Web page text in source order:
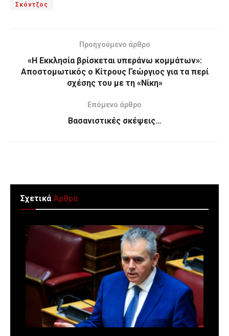
Σκόντζος
Προηγούμενο άρθρο
«H Εκκλησία βρίσκεται υπεράνω κομμάτων»:
Αποστομωτικός ο Κίτρους Γεώργιος για τα περί
σχέσης του με τη «Νίκη»
Επόμενο άρθρο
Βασανιστικές σκέψεις…
ΣχετικάΆρθρα